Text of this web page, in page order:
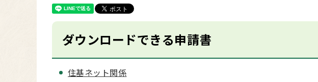
ダウンロードできる申請書
住基ネット関係